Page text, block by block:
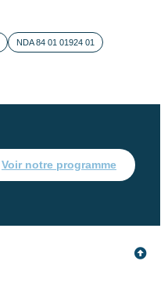
NDA 84 01 01924 01
Voir notre programme